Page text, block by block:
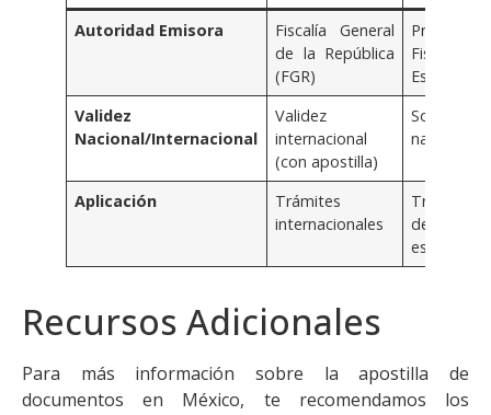
Autoridad Emisora
Fiscalía General
de la República
(FGR)
Fiscalías
Estatales
Validez
Nacional/Internacional
Validez
internacional
(con apostilla)
Solo
nacional
Aplicación
Trámites
internacionales
Trámites
estado o
Recursos Adicionales
Para más información sobre la apostilla de
documentos en México, te recomendamos los